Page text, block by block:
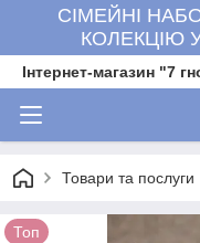
СІМЕЙНІ
КОЛЕКЦІЮ
Інтернет-магазин "7
Товари та послуги
Топ